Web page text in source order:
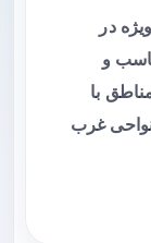
در
و
با
غرب